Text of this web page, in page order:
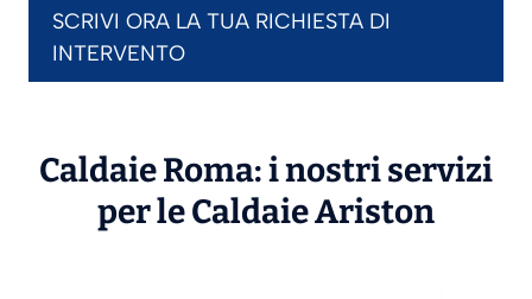
SCRIVI ORA LA TUA RICHIESTA DI
INTERVENTO
Caldaie Roma: i nostri servizi
per le CaldaieAriston